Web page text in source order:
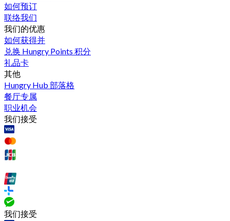
如何预订
联络我们
我们的优惠
如何获得并
兑换 Hungry Points 积分
礼品卡
其他
Hungry Hub 部落格
餐厅专属
职业机会
我们接受
我们接受